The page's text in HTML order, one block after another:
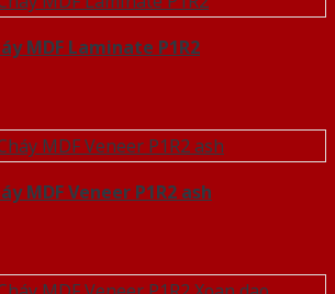
MDF Laminate P1R2
MDF Veneer P1R2 ash